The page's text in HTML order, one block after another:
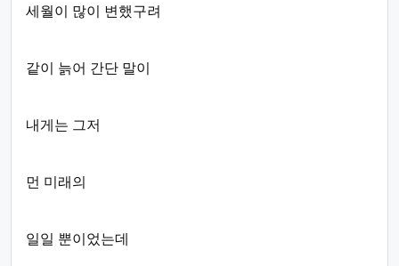
세월이 많이 변했구려
같이 늙어 간단 말이
내게는 그저
먼 미래의
일일 뿐이었는데